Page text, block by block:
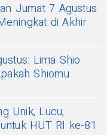
Jumat 7 Agustus
di Akhir
Lima Shio
Shiomu
Unik, Lucu,
HUT RI ke-81